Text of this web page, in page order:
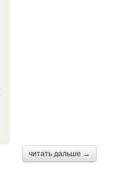
читать дальше →